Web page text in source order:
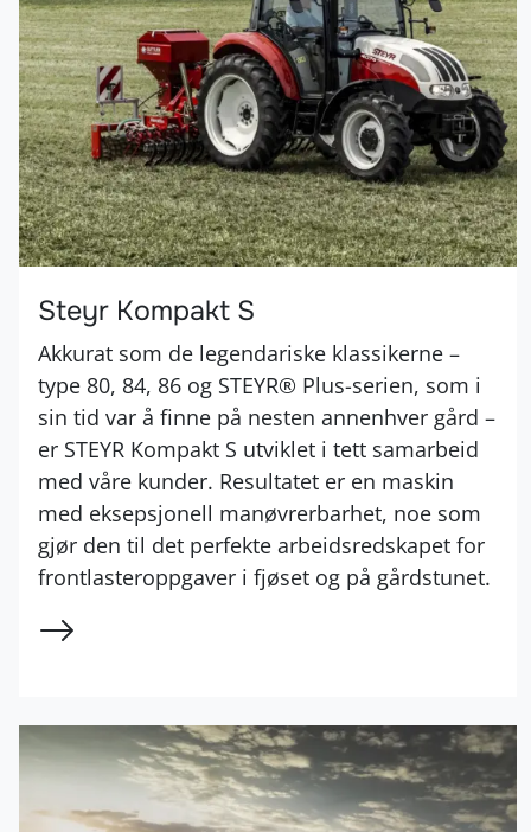
Steyr Kompakt S
Akkurat som de legendariske klassikerne –
type 80, 84, 86 og STEYR® Plus-serien, som i
sin tid var å finne på nesten annenhver gård –
er STEYR Kompakt S utviklet i tett samarbeid
med våre kunder. Resultatet er en maskin
med eksepsjonell manøvrerbarhet, noe som
gjør den til det perfekte arbeidsredskapet for
frontlasteroppgaver i fjøset og på gårdstunet.